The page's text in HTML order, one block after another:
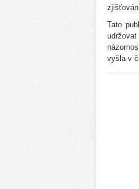
Tato
vyšla v